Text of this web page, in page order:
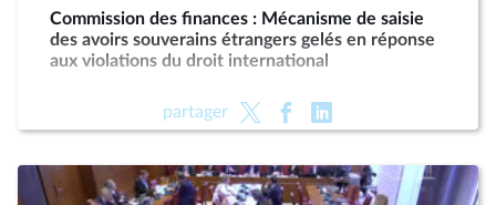
Commission des finances : Mécanisme de saisie
des avoirs souverains étrangers gelés en réponse
aux violations du droit international
partager